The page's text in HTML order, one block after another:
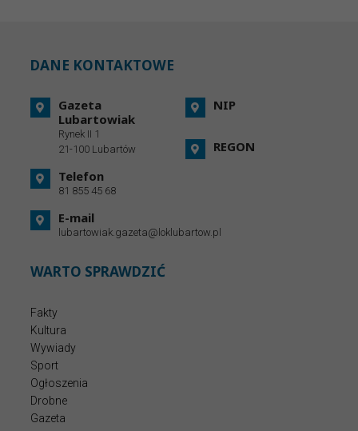
DANE KONTAKTOWE
Gazeta
Lubartowiak
Rynek II 1
21-100 Lubartów
Telefon
81 855 45 68
E-mail
lubartowiak.gazeta@loklubartow.pl
NIP
REGON
WARTO SPRAWDZIĆ
Fakty
Kultura
Wywiady
Sport
Ogłoszenia
Drobne
Gazeta